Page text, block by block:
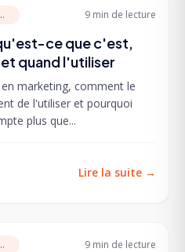
9 min de lecture
ce que c'est,
quand l'utiliser
marketing, comment le
de l'utiliser et pourquoi
plus que...
Lire la suite →
9 min de lecture